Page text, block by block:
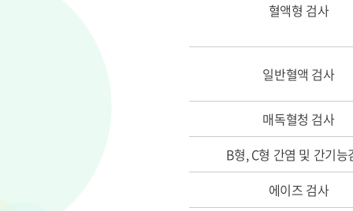
혈액형 검사
일반혈액 검사
매독혈청 검사
B형, C형 간염 및 간기능
에이즈 검사